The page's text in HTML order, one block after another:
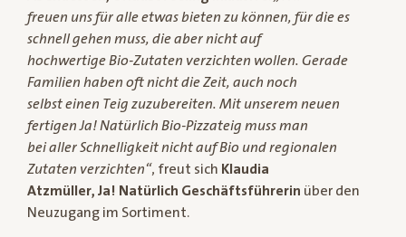
freuen uns für alle etwas bieten zu können, für die es
schnell gehen muss, die aber nicht auf
hochwertige Bio-Zutaten verzichten wollen. Gerade
Familien haben oft nicht die Zeit, auch noch
selbst einen Teig zuzubereiten. Mit unserem neuen
fertigen Ja! Natürlich Bio-Pizzateig muss man
bei aller Schnelligkeit nicht auf Bio und regionalen
Zutaten verzichten“, freut sich Klaudia
Atzmüller, Ja! Natürlich Geschäftsführerin über den
Neuzugang im Sortiment.